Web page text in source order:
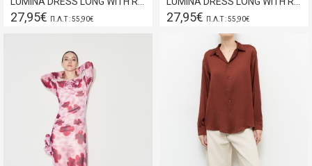
27,95€ Π.Λ.Τ : 55,90€ 27,95€ Π.Λ.Τ : 55,90€